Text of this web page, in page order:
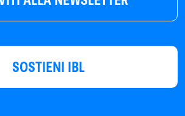
SOSTIENI IBL